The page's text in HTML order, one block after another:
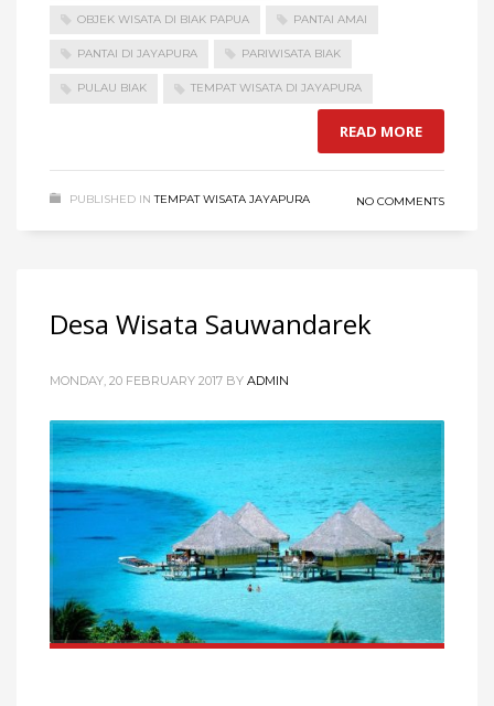
OBJEK WISATA DI BIAK PAPUA PANTAI AMAI
PANTAI DI JAYAPURA PARIWISATA BIAK
PULAU BIAK TEMPAT WISATA DI JAYAPURA
READ MORE
PUBLISHED IN TEMPAT WISATA JAYAPURA NO COMMENTS
Desa Wisata Sauwandarek
MONDAY, 20 FEBRUARY 2017 BY ADMIN